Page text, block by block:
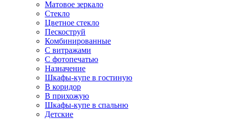
Матовое зеркало
Стекло
Цветное стекло
Пескоструй
Комбинированные
С витражами
С фотопечатью
Назначение
Шкафы-купе в гостиную
В коридор
В прихожую
Шкафы-купе в спальню
Детские